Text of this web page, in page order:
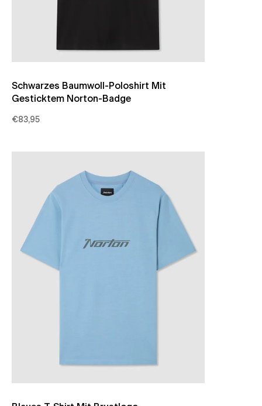
Schwarzes Baumwoll-Poloshirt Mit
Gesticktem Norton-Badge
€83,95